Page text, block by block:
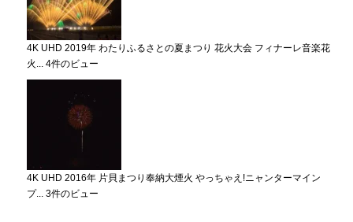
4K UHD 2019年 わたりふるさとの夏まつり 花火大会 フィナーレ音楽花
火... 4件のビュー
4K UHD 2016年 片貝まつり奉納大煙火 やっちゃえ!ニャンターマイン
プ... 3件のビュー